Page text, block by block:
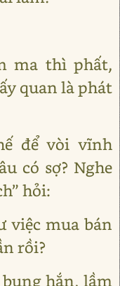
ma thì phất,
quan là phát
để vòi vĩnh
có sợ? Nghe
hỏi:
việc mua bán
rồi?
hắn, lầm